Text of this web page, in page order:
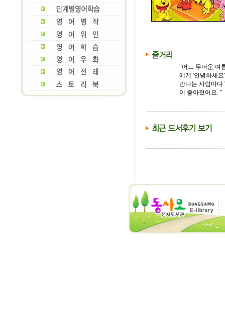
"어느 무더운 여
에게 '안녕하세
만나는 사람마
이 좋아졌어요. "